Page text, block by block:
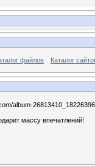
файлов Каталог
album-
массу впечатлений!